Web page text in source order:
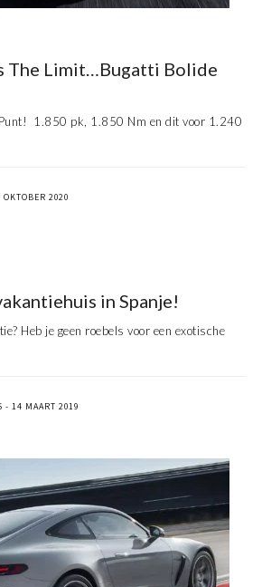
The Limit…Bugatti Bolide
1.850 pk, 1.850 Nm en dit voor 1.240
OKTOBER 2020
in Spanje!
Heb je geen roebels voor een exotische
14 MAART 2019